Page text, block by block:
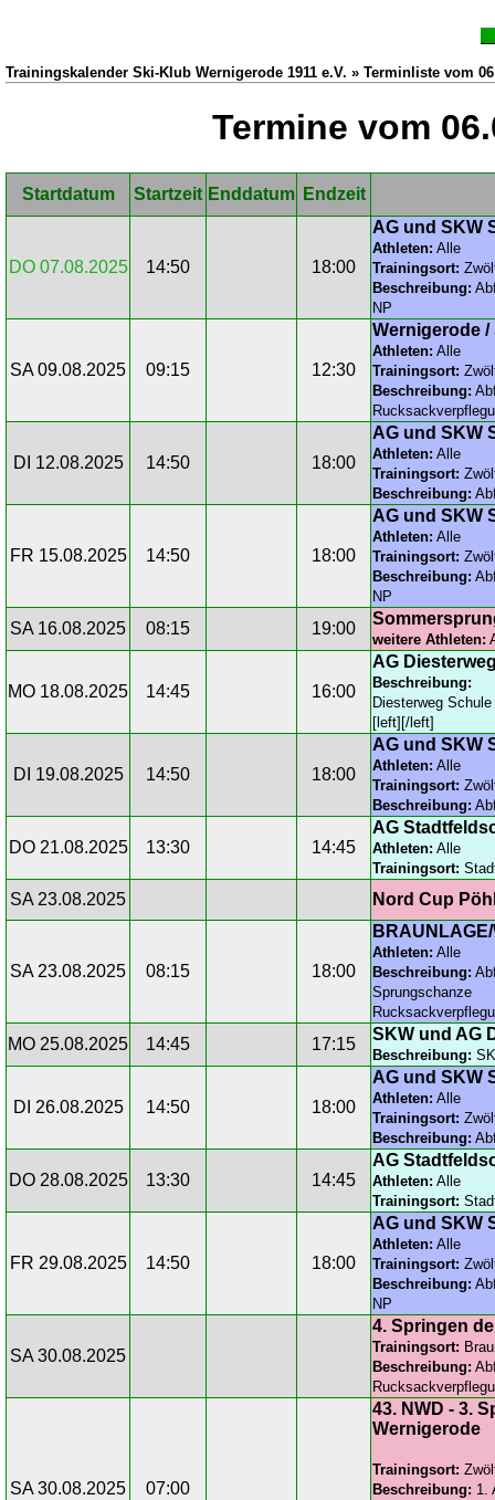
Trainingskalender Ski-Klub Wernigerode 1911 e.V. » Terminliste vom
Termine vom
Startdatum Startzeit Enddatum Endzeit
DO 07.08.2025 14:50 18:00
AG und SKW
Athleten: Alle
Trainingsort:
Beschreibung:
NP
SA 09.08.2025 09:15 12:30
Wernigerode
Athleten: Alle
Trainingsort:
Beschreibung:
DI 12.08.2025 14:50 18:00
AG und SKW
Athleten: Alle
Trainingsort:
Beschreibung:
FR 15.08.2025 14:50 18:00
AG und SKW
Athleten: Alle
Trainingsort:
Beschreibung:
NP
SA 16.08.2025 08:15 19:00
weitere Athleten:
MO 18.08.2025 14:45 16:00
AG
Beschreibung:
Diesterweg
[left][/left]
DI 19.08.2025 14:50 18:00
AG und SKW
Athleten: Alle
Trainingsort:
Beschreibung:
DO 21.08.2025 13:30 14:45
AG
Athleten: Alle
Trainingsort:
SA 23.08.2025 Nord Cup
SA 23.08.2025 08:15 18:00
Athleten: Alle
Beschreibung:
Sprungschanze
MO 25.08.2025 14:45 17:15
SKW und AG
Beschreibung:
DI 26.08.2025 14:50 18:00
AG und SKW
Athleten: Alle
Trainingsort:
Beschreibung:
DO 28.08.2025 13:30 14:45
AG
Athleten: Alle
Trainingsort:
FR 29.08.2025 14:50 18:00
AG und SKW
Athleten: Alle
Trainingsort:
Beschreibung:
NP
SA 30.08.2025
4. Springen
Trainingsort:
Beschreibung:
SA 30.08.2025 07:00
43. NWD - 3.
Wernigerode
Trainingsort:
Beschreibung: 1.